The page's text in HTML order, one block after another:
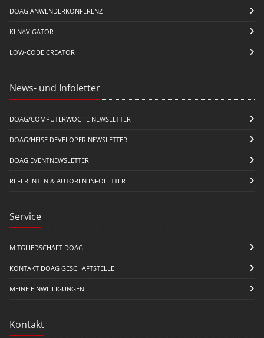
DOAG ANWENDERKONFERENZ
KI NAVIGATOR
LOW-CODE CREATOR
News- und Infoletter
DOAG/COMPUTERWOCHE NEWSLETTER
DOAG/HEISE DEVELOPER NEWSLETTER
DOAG EVENTNEWSLETTER
REFERENTEN & AUTOREN INFOLETTER
Service
MITGLIEDSCHAFT DOAG
KONTAKT DOAG GESCHÄFTSTELLE
MEINE EINWILLIGUNGEN
Kontakt